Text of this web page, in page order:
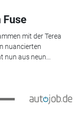
Fuse
mit der Terea
nuancierten
aus neun...